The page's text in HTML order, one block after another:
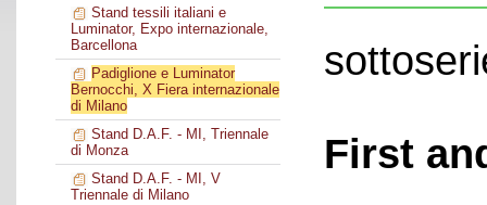
Stand tessili italiani e
Luminator, Expo internazionale,
Barcellona
Padiglione e Luminator
Bernocchi, X Fiera internazionale
di Milano
Stand D.A.F. - MI, Triennale
di Monza
Stand D.A.F. - MI, V
Triennale di Milano
First